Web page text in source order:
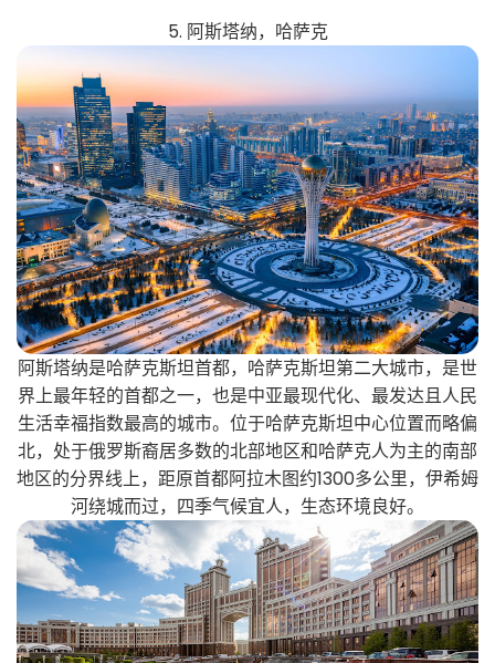
5. 阿斯塔纳，哈萨克
阿斯塔纳是哈萨克斯坦首都，哈萨克斯坦第二大城市，是世
界上最年轻的首都之一，也是中亚最现代化、最发达且人民
生活幸福指数最高的城市。位于哈萨克斯坦中心位置而略偏
北，处于俄罗斯裔居多数的北部地区和哈萨克人为主的南部
地区的分界线上，距原首都阿拉木图约1300多公里，伊希姆
河绕城而过，四季气候宜人，生态环境良好。